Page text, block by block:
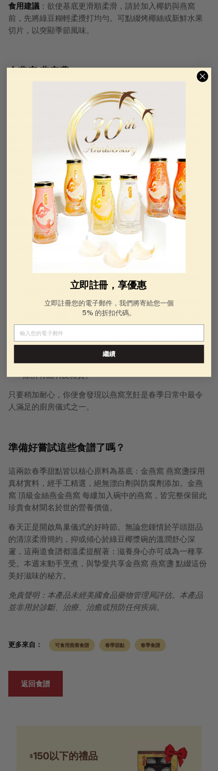
食用建議 ：欲使基底更滑順柔滑，請於加入椰奶與燕窩
前，先將綠豆糊輕柔攪打均勻。可點綴烤椰絲或新鮮水果
切片，以突顯季節風味。
金燕窩 燕窩盞
並非所有燕窩產品皆品質相同。金燕窩始於源頭。
純正天然、手工精選、絕無漂白劑與防腐
，確保您在每碗珍饈中都能獲得完整營養價值。此頂級
燕窩亦廣泛應用於金燕窩系列保健產品，從廣受歡迎的膠
原蛋白飲品到這些家庭食譜皆然。
當您以金燕窩烹調時，您正延續著跨越世代的滋養傳統，
並使用著值得您全然信賴的食材。
在家自製燕窩的藝術
若您初次嘗試以燕窩烹調料理，請留意以下幾點：
烹煮前務必將乾燥燕窩浸泡至少4至6
小時（隔夜浸泡最理想）。此步驟能使燕絲充分膨脹，
確保呈現最佳口感。
小火是你的好幫手。燕窩質地纖細。無論使用雙層蒸
鍋或文火慢燉，都應避免高溫烹煮，以免破壞其細緻的
絲狀結構。
少即是多，甜味劑亦然。
溫和純淨的甘甜，同時不掩蓋鳥巢細膩的天然風味。
仔細清洗。浸泡後，請輕柔沖洗燕窩，並在烹煮前去
除所有細羽及雜質。
只要稍加耐心，你便會發現以燕窩烹飪是春季日常中最令
人滿足的廚房儀式之一。
準備好嘗試這些食譜了嗎？
這兩款春季甜點皆以核心原料為基底：金燕窩 燕窩盞採用
真材實料，經手工精選，絕無漂白劑與防腐劑添加。金燕
窩 頂級金絲燕金燕窩 每縷加入碗中的燕窩，皆完整保留此
珍貴食材聞名於世的營養價值。
春天正是開啟鳥巢儀式的好時節。無論您鍾情於芋頭甜品
的清涼柔滑簡約，抑或傾心於綠豆椰漿碗的溫潤舒心深
邃，這兩道食譜都溫柔提醒著：滋養身心亦可成為一種享
受。本週末動手烹煮，與摯愛共享金燕窩 燕窩盞 點綴這份
美好滋味的秘方。
免責聲明：本產品未經美國食品藥物管理局評估。本產品
並非用於診斷、治療、治癒或預防任何疾病。
更多來自： 可食用燕窩食譜 春季甜點 春季食譜
返回食譜
$150以下的禮品
立即註冊，享優惠
立即註冊您的電子郵件，我們將寄給您一個
5% 的折扣代碼。
繼續